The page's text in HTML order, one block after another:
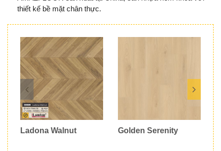
thiết kế bề mặt chân thực.
Ladona Walnut Golden Serenity